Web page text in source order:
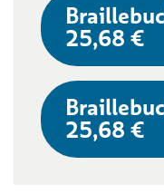
25,68 €
25,68 €